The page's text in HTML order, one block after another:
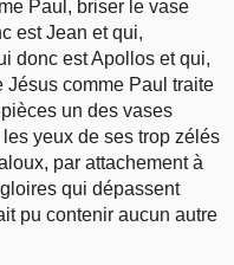
Paul, briser le vase
est Jean et qui,
donc est Apollos et qui,
Jésus comme Paul traite
un des vases
yeux de ses trop zélés
par attachement à
qui dépassent
pu contenir aucun autre